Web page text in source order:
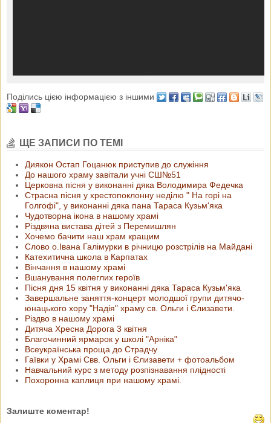
Поділись цією інформацією з іншими
ЩЕ ЗАПИСИ ПО ТЕМІ
Диякон Остап Гоцанюк приступив до служіння
До нашого храму завітали учні СШ№51
Церковна пісня у виконанні дяка Володимира Федечка
Страсна пісня у хрестопоклонну неділю " На горі на
Голгофі", у виконанні дяка пана Тараса Кузьм'яка
Чудотворна ікона в нашому храмі
Різдвяна вистава дітей з Перемишлян
Хочемо бачити наш храм кращим
Слово о.Івана Галімурки в річницю розстрілів на Майдані
Катехитична школа в Карпатах
Вінчання в нашому храмі
Вшанування полеглих героїв
Пісня дня 15 квітня у виконанні дяка Тараса Кузьм'яка
Завершальне заняття-концерт молодшої групи дитячо-
юнацького хору "Надія" храму св. Ольги і Єлизавети.
Різдво в нашому храмі
Дитяча Хресна Дорога 3 квiтня
Благочинний ярмарок у школі "Арніка"
Всеукраїнська проща до Страдчу
Гаївки у Храмі Свв. Ольги і Єлизавети + фотоальбом
Навчальний курс з методу розпізнавання плідності
Похоронна каплиця при нашому храмі.
Залиште коментар!